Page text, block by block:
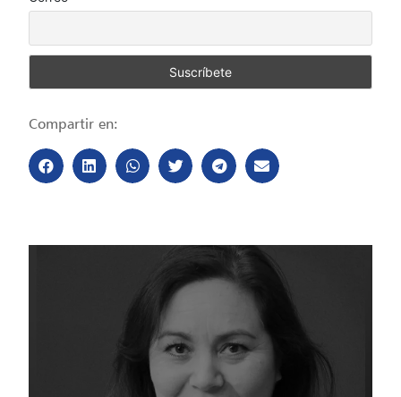
Compartir en: